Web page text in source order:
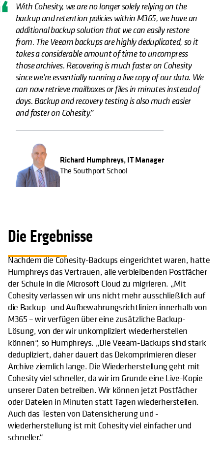
With Cohesity, we are no longer solely relying on the
backup and retention policies within M365, we have an
additional backup solution that we can easily restore
from. The Veeam backups are highly deduplicated, so it
takes a considerable amount of time to uncompress
those archives. Recovering is much faster on Cohesity
since we’re essentially running a live copy of our data. We
can now retrieve mailboxes or files in minutes instead of
days. Backup and recovery testing is also much easier
and faster on Cohesity.”
Richard Humphreys, IT Manager
The Southport School
Die Ergebnisse
Nachdem die Cohesity-Backups eingerichtet waren, hatte
Humphreys das Vertrauen, alle verbleibenden Postfächer
der Schule in die Microsoft Cloud zu migrieren. „Mit
Cohesity verlassen wir uns nicht mehr ausschließlich auf
die Backup- und Aufbewahrungsrichtlinien innerhalb von
M365 – wir verfügen über eine zusätzliche Backup-
Lösung, von der wir unkompliziert wiederherstellen
können“, so Humphreys. „Die Veeam-Backups sind stark
dedupliziert, daher dauert das Dekomprimieren dieser
Archive ziemlich lange. Die Wiederherstellung geht mit
Cohesity viel schneller, da wir im Grunde eine Live-Kopie
unserer Daten betreiben. Wir können jetzt Postfächer
oder Dateien in Minuten statt Tagen wiederherstellen.
Auch das Testen von Datensicherung und -
wiederherstellung ist mit Cohesity viel einfacher und
schneller.“